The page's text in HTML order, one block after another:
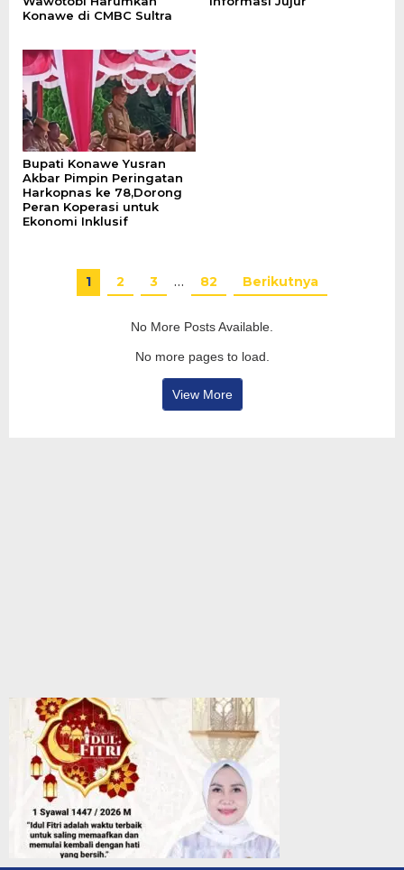
Konawe di CMBC Sultra
Bupati Konawe Yusran
Akbar Pimpin Peringatan
Harkopnas ke 78,Dorong
Peran Koperasi untuk
Ekonomi Inklusif
1 2 3 … 82 Berikutnya
No More Posts Available.
No more pages to load.
View More